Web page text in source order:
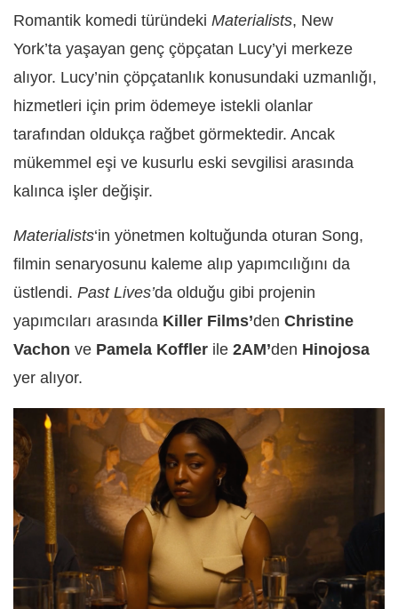
Romantik komedi türündeki Materialists, New
York’ta yaşayan genç çöpçatan Lucy’yi merkeze
alıyor. Lucy’nin çöpçatanlık konusundaki uzmanlığı,
hizmetleri için prim ödemeye istekli olanlar
tarafından oldukça rağbet görmektedir. Ancak
mükemmel eşi ve kusurlu eski sevgilisi arasında
kalınca işler değişir.
Materialists‘in yönetmen koltuğunda oturan Song,
filmin senaryosunu kaleme alıp yapımcılığını da
üstlendi. Past Lives’da olduğu gibi projenin
yapımcıları arasında Killer Films’den Christine
Vachon ve Pamela Koffler ile 2AM’den Hinojosa
yer alıyor.